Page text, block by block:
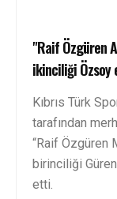
"Raif Özgüren
ikinciliği Özsoy
Kıbrıs Türk
tarafından
“Raif Özgüren
birinciliği
etti.